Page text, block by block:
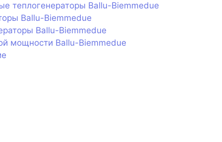
теплогенераторы Ballu-Biemmedue
Ballu-Biemmedue
Ballu-Biemmedue
мощности Ballu-Biemmedue